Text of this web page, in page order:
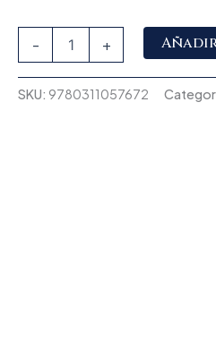
- +
SKU: 9780311057672